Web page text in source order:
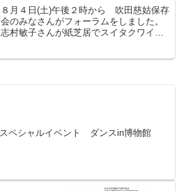
８月４日(土)午後２時から 吹田慈姑保存
会のみなさんがフォーラムをしました。
志村敏子さんが紙芝居でスイタクワイを
スペシャルイベント ダンスin博物館